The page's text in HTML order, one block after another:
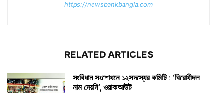
https://newsbankbangla.com
RELATED ARTICLES
সংবিধান সংশোধনে ১২সদস্যের কমিটি : ‘বিরোধীদল
নাম দেয়নি’, ওয়াকআউট